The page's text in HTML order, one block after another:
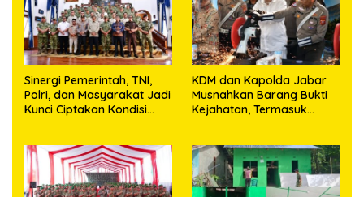
Sinergi Pemerintah, TNI,
Polri, dan Masyarakat Jadi
Kunci Ciptakan Kondisi
KDM dan Kapolda Jabar
Musnahkan Barang Bukti
Kejahatan, Termasuk